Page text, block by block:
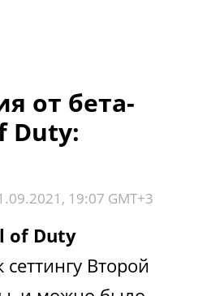
от бета-
Duty:
19:07 GMT+3
of Duty
Второй